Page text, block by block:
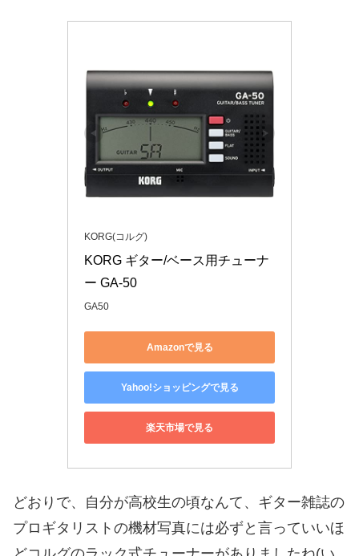
KORG(コルグ)
KORG ギター/ベース用チューナ
ー GA-50
GA50
Amazonで見る
Yahoo!ショッピングで見る
楽天市場で見る
どおりで、自分が高校生の頃なんて、ギター雑誌の
プロギタリストの機材写真には必ずと言っていいほ